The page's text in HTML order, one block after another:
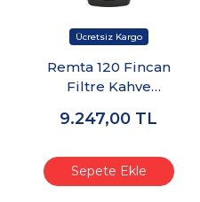
Remta 120 Fincan
Filtre Kahve
9.247,00 TL
Sepete Ekle